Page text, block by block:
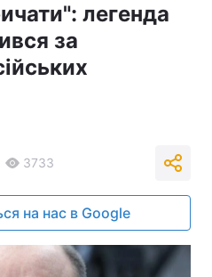
легенда
за
3733
на нас в Google